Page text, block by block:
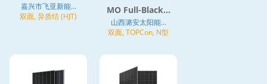
嘉兴市飞亚新能...
双面, 异质结 (HJT)
MO Full-Black...
山西潞安太阳能...
双面, TOPCon, N型